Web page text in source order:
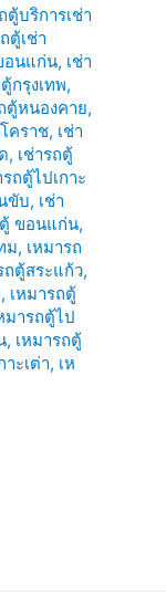
ตู้บริการเช่า
ตู้เช่า
อนแก่น, เช่า
กรุงเทพ,
ตู้หนองคาย,
คราช, เช่า
, เช่ารถตู้
รถตู้ไปเกาะ
ขับ, เช่า
ขอนแก่น,
ม, เหมารถ
ถตู้สระแก้ว,
, เหมารถตู้
มารถตู้ไป
, เหมารถตู้
ะเต่า, เห